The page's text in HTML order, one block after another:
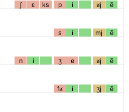
ʃ ɛ ks p i ʁj ẽ
s i mj ẽ
n i ʒ e ʁj ẽ
fʁ i ʒj ẽ